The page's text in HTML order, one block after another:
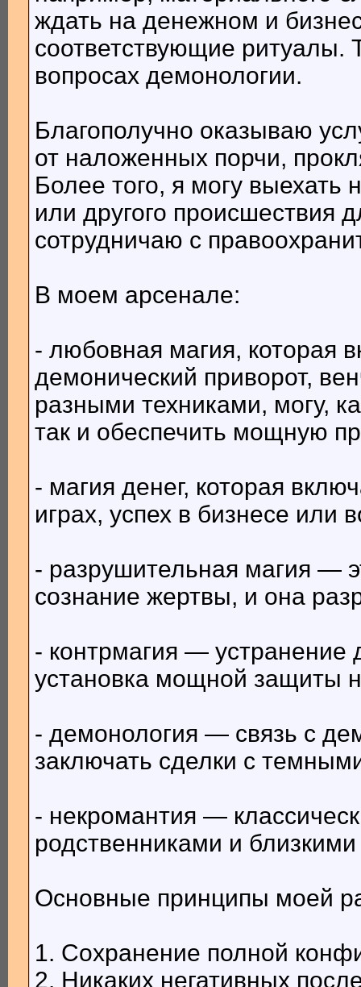
ждать на денежном и
соответствующие ритуалы.
вопросах демонологии.
Благополучно оказываю
от наложенных порчи,
Более того, я могу выехать
или другого происшествия
сотрудничаю с
В моем арсенале:
- любовная магия, которая
демонический приворот,
разными техниками, могу,
так и обеспечить мощную
- магия денег, которая
играх, успех в бизнесе или
- разрушительная магия —
сознание жертвы, и она
- контрмагия — устранение
установка мощной защиты
- демонология — связь с
заключать сделки с
- некромантия —
родственниками и
Основные принципы моей
1. Сохранение полной
2. Никаких негативных